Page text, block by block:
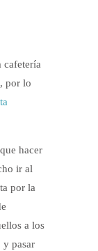
cafetería
por lo
hacer
ir al
por la
a los
y pasar